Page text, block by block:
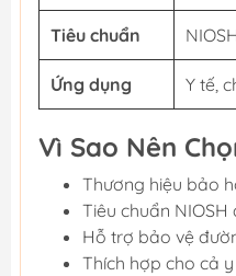
Tiêu chuẩn
Ứng dụng Y tế,
Vì Sao Nên
Thương hiệu bảo
Tiêu chuẩn
Hỗ trợ bảo vệ
Thích hợp cho cả